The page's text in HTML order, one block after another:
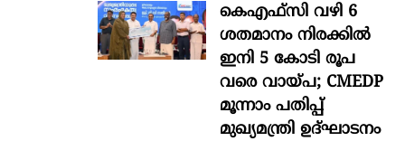
കെഎഫ്സി വഴി 6
ശതമാനം നിരക്കിൽ
ഇനി 5 കോടി രൂപ
വരെ വായ്പ; CMEDP
മൂന്നാം പതിപ്പ്
മുഖ്യമന്ത്രി ഉദ്ഘാടനം